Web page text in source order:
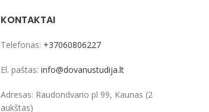
KONTAKTAI
Telefonas: +37060806227
El. paštas: info@dovanustudija.lt
Adresas: Raudondvario pl 99, Kaunas (2
aukštas)